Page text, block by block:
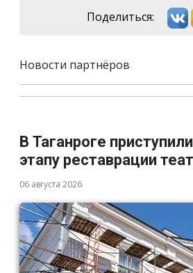
Поделиться:
Новости партнёров
В Таганроге
этапу реставрации
06 августа 2026